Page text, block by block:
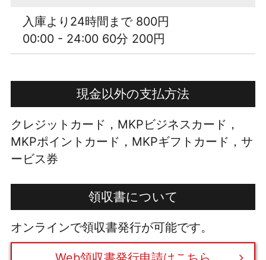
入庫より24時間まで 800円
00:00 - 24:00 60分 200円
現金以外の支払方法
クレジットカード，MKPビジネスカード，
MKPポイントカード，MKPギフトカード，サ
ービス券
領収書について
オンラインで領収書発行が可能です。